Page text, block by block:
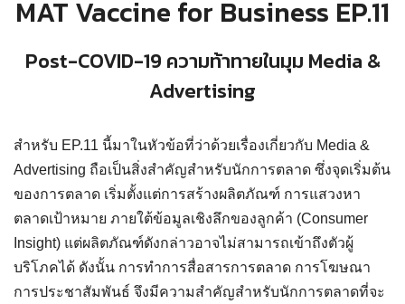
MAT Vaccine for Business EP.11
Post-COVID-19 ความท้าทายในมุม Media &
Advertising
สำหรับ EP.11 นี้มาในหัวข้อที่ว่าด้วยเรื่องเกี่ยวกับ Media &
Advertising ถือเป็นสิ่งสำคัญสำหรับนักการตลาด ซึ่งจุดเริ่มต้น
ของการตลาด เริ่มตั้งแต่การสร้างผลิตภัณฑ์ การแสวงหา
ตลาดเป้าหมาย ภายใต้ข้อมูลเชิงลึกของลูกค้า (Consumer
Insight) แต่ผลิตภัณฑ์ดังกล่าวอาจไม่สามารถเข้าถึงตัวผู้
บริโภคได้ ดังนั้น การทำการสื่อสารการตลาด การโฆษณา
การประชาสัมพันธ์ จึงมีความสำคัญสำหรับนักการตลาดที่จะ